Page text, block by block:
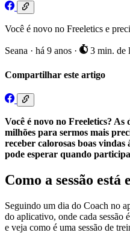
Você é novo no Freeletics e
Seana · há 9 anos · 3 min. de
Compartilhar este artigo
Você é novo no Freeletics?
milhões para sermos mais
receber calorosas boas
pode esperar quando
Como a sessão
Seguindo um dia do Coach no
do aplicativo, onde cada sessão
e veja como é uma sessão de